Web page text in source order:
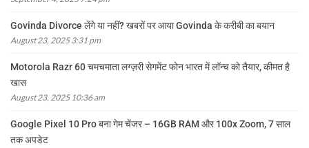
Govinda Divorce लेंगे या नहीं? खबरों पर आया Govinda के करीबी का बयान
August 23, 2025 3:31 pm
Motorola Razr 60 चमचमाता लग्ज़री सेगमेंट फोन भारत में लॉन्च को तैयार, कीमत है
खास
August 23, 2025 10:36 am
Google Pixel 10 Pro बना गेम चेंजर – 16GB RAM और 100x Zoom, 7 साल
तक अपडेट